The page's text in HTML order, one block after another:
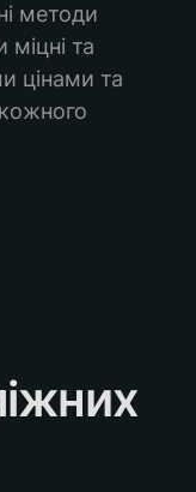
методи
та
цінами та